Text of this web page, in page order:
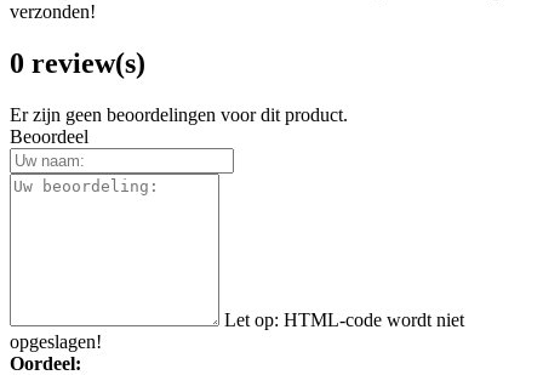
verzonden!
0 review(s)
Er zijn geen beoordelingen voor dit product.
Beoordeel
Let op: HTML-code wordt niet
opgeslagen!
Oordeel: